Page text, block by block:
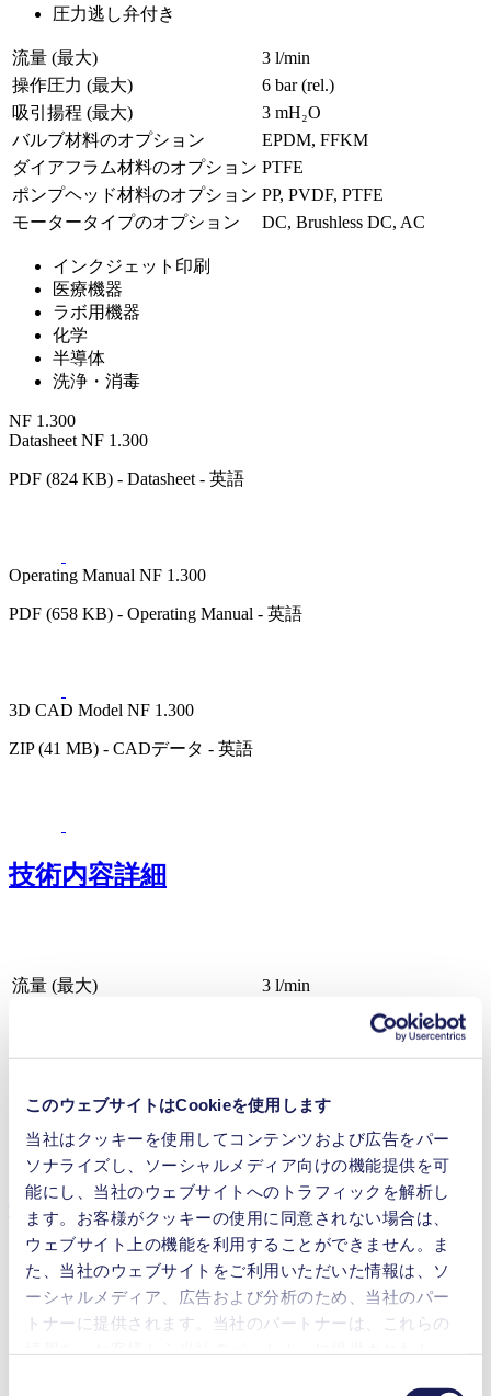
このウェブサイトはCookieを使用します
当社はクッキーを使用してコンテンツおよび広告をパー
ソナライズし、ソーシャルメディア向けの機能提供を可
能にし、当社のウェブサイトへのトラフィックを解析し
ます。お客様がクッキーの使用に同意されない場合は、
ウェブサイト上の機能を利用することができません。ま
た、当社のウェブサイトをご利用いただいた情報は、ソ
ーシャルメディア、広告および分析のため、当社のパー
トナーに提供されます。当社のパートナーは、これらの
圧力逃し弁付き
流量 (最大)
3 l/min
操作圧力 (最大)
6 bar (rel.)
吸引揚程 (最大)
3 mH₂O
バルブ材料のオプション
EPDM, FFKM
ダイアフラム材料のオプション PTFE
ポンプヘッド材料のオプション PP, PVDF, PTFE
モータータイプのオプション
DC, Brushless DC, AC
インクジェット印刷
医療機器
ラボ用機器
化学
半導体
洗浄・消毒
NF 1.300
Datasheet NF 1.300
PDF (824 KB) - Datasheet - 英語
Operating Manual NF 1.300
PDF (658 KB) - Operating Manual - 英語
3D CAD Model NF 1.300
ZIP (41 MB) - CADデータ - 英語
技術内容詳細
流量 (最大)
3 l/min
ダイアフラム材料のオプション PTFE
モータータイプのオプション
DC, Brushless DC, AC
特徴
抜群の信頼性